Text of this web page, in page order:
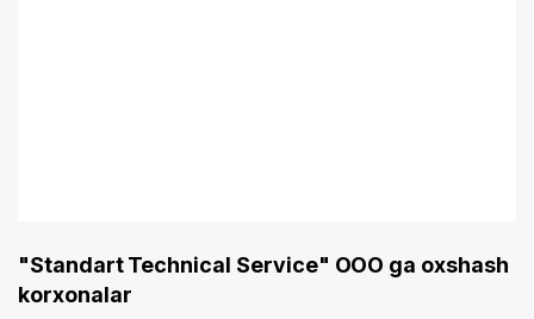
"Standart Technical Service" OOO ga oxshash
korxonalar